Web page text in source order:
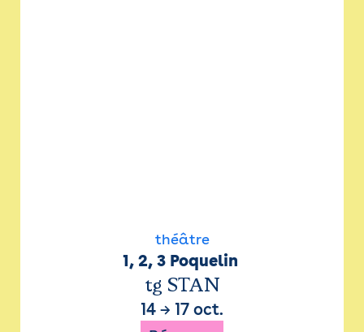
théâtre
1, 2, 3 Poquelin
tg STAN
14 → 17 oct.